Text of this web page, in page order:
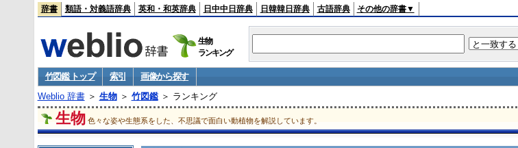
辞書 類語・対義語辞典 英和・和英辞典 日中中日辞典 日韓韓日辞典 古語辞典 その他の辞書▼
生物
ランキング
竹図鑑 トップ 索引
画像から探す
Weblio 辞書＞ 生物＞ 竹図鑑＞ ランキング
生物 色々な姿や生態系をした、不思議で面白い動植物を解説しています。